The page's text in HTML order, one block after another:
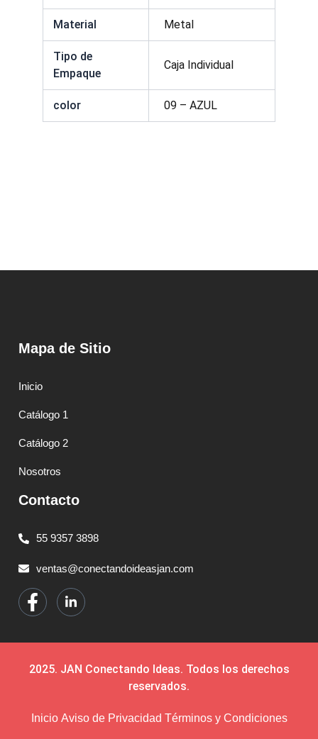
Material Metal
Tipo de
Empaque
Caja Individual
color 09 – AZUL
Mapa de Sitio
Inicio
Catálogo 1
Catálogo 2
Nosotros
Contacto
55 9357 3898
ventas@conectandoideasjan.com
2025. JAN Conectando Ideas. Todos los derechos
reservados.
Inicio Aviso de Privacidad Términos y Condiciones